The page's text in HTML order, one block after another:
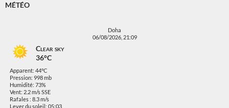
MÉTÉO
Doha
06/08/2026, 21:09
Clear sky
36°C
Apparent: 44°C
Pression: 998 mb
Humidité: 73%
Vent: 2.2 m/s SSE
Rafales : 8.3 m/s
Lever du soleil: 05:03